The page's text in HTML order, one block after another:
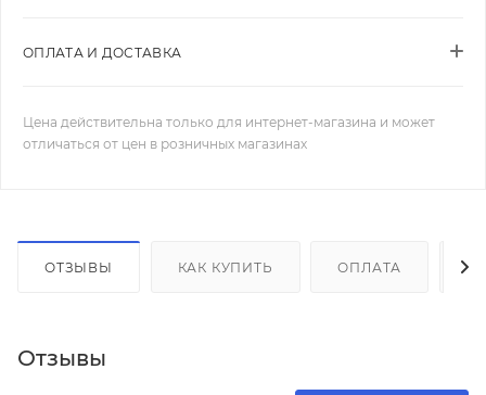
ОПЛАТА И ДОСТАВКА
Цена действительна только для интернет-магазина и может
отличаться от цен в розничных магазинах
ОТЗЫВЫ КАК КУПИТЬ ОПЛАТА
Отзывы